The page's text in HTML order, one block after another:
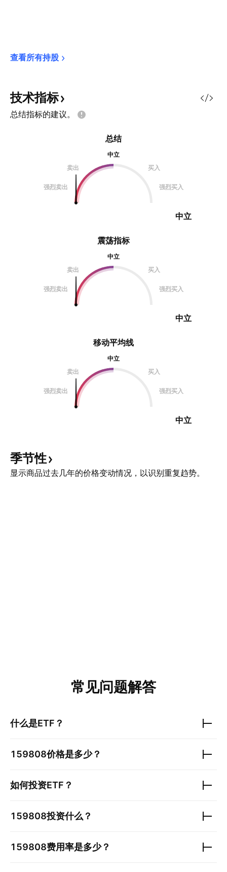
查看所有持股
技术指标
总结指标的建议。
震荡指标
中立
卖出
买入
强烈卖出 强烈买入
中立
总结
中立
卖出
买入
强烈卖出 强烈买入
中立
移动平均线
中立
卖出
买入
强烈卖出 强烈买入
中立
季节性
显示商品过去几年的价格变动情况，以识别重复趋势。
常见问题解答
什么是ETF？
159808价格是多少？
如何投资ETF？
159808投资什么？
159808费用率是多少？